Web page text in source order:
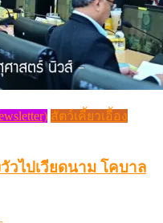
สัตว์เคี้ยวเอื้อง
วไปเวียดนาม โคบาล